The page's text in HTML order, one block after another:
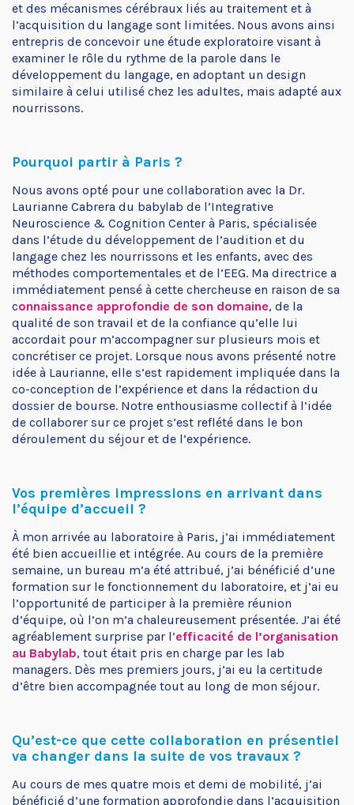
et des mécanismes cérébraux liés au traitement et à
l’acquisition du langage sont limitées. Nous avons ainsi
entrepris de concevoir une étude exploratoire visant à
examiner le rôle du rythme de la parole dans le
développement du langage, en adoptant un design
similaire à celui utilisé chez les adultes, mais adapté aux
nourrissons.
Pourquoi partir à Paris ?
Nous avons opté pour une collaboration avec la Dr.
Laurianne Cabrera du babylab de l’Integrative
Neuroscience & Cognition Center à Paris, spécialisée
dans l’étude du développement de l’audition et du
langage chez les nourrissons et les enfants, avec des
méthodes comportementales et de l’EEG. Ma directrice a
immédiatement pensé à cette chercheuse en raison de sa
connaissance approfondie de son domaine, de la
qualité de son travail et de la confiance qu’elle lui
accordait pour m’accompagner sur plusieurs mois et
concrétiser ce projet. Lorsque nous avons présenté notre
idée à Laurianne, elle s’est rapidement impliquée dans la
co-conception de l’expérience et dans la rédaction du
dossier de bourse. Notre enthousiasme collectif à l’idée
de collaborer sur ce projet s’est reflété dans le bon
déroulement du séjour et de l’expérience.
Vos premières impressions en arrivant dans
l’équipe d’accueil ?
À mon arrivée au laboratoire à Paris, j’ai immédiatement
été bien accueillie et intégrée. Au cours de la première
semaine, un bureau m’a été attribué, j’ai bénéficié d’une
formation sur le fonctionnement du laboratoire, et j’ai eu
l’opportunité de participer à la première réunion
d’équipe, où l’on m’a chaleureusement présentée. J’ai été
agréablement surprise par l’efficacité de l’organisation
au Babylab, tout était pris en charge par les lab
managers. Dès mes premiers jours, j’ai eu la certitude
d’être bien accompagnée tout au long de mon séjour.
Qu’est-ce que cette collaboration en présentiel
va changer dans la suite de vos travaux ?
Au cours de mes quatre mois et demi de mobilité, j’ai
bénéficié d’une formation approfondie dans l’acquisition